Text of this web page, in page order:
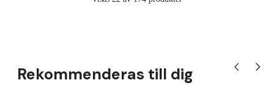
Rekommenderas till dig Visa tidigare
Visa